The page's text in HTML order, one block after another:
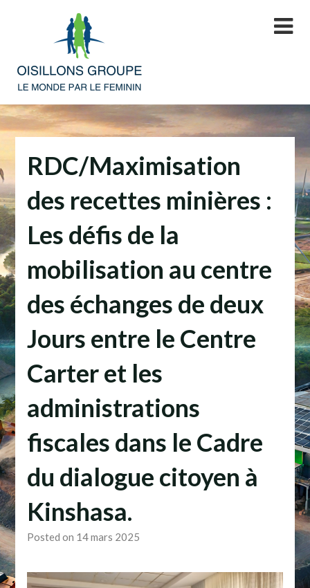
RDC/Maximisation
des recettes minières :
Les défis de la
mobilisation au centre
des échanges de deux
Jours entre le Centre
Carter et les
administrations
fiscales dans le Cadre
du dialogue citoyen à
Kinshasa.
Posted on 14 mars 2025